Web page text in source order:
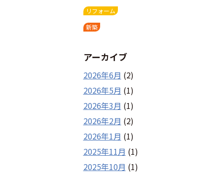
リフォーム
新築
アーカイブ
2026年6月 (2)
2026年5月 (1)
2026年3月 (1)
2026年2月 (2)
2026年1月 (1)
2025年11月 (1)
2025年10月 (1)